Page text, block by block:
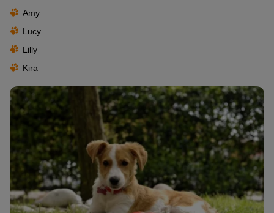
Amy
Lucy
Lilly
Kira